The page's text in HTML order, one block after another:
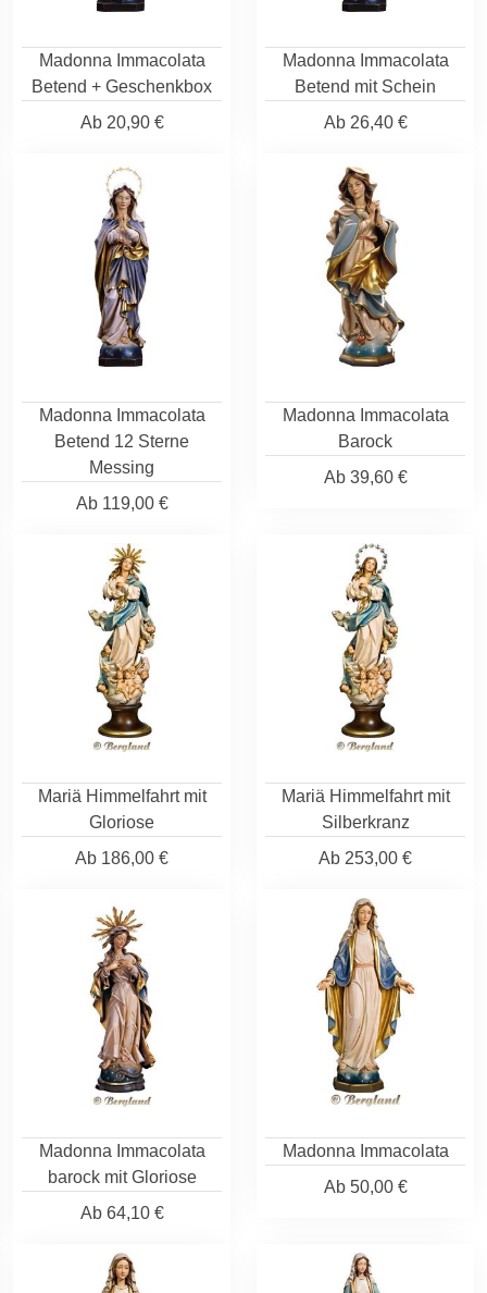
Madonna Immacolata
Betend + Geschenkbox
Ab20,90 €
Madonna Immacolata
Betend mit Schein
Ab26,40 €
Madonna Immacolata
Betend 12 Sterne
Messing
Ab119,00 €
Madonna Immacolata
Barock
Ab39,60 €
Mariä Himmelfahrt mit
Gloriose
Ab 186,00 €
Mariä Himmelfahrt mit
Silberkranz
Ab 253,00 €
Madonna Immacolata
barock mit Gloriose
Ab64,10 €
Madonna Immacolata
Ab50,00 €